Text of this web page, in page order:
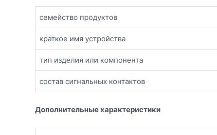
семейство продуктов
краткое имя устройства
тип изделия или компонента
состав сигнальных контактов
Дополнительные характеристики